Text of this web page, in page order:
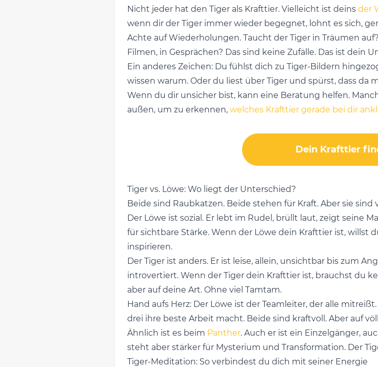
Nicht jeder hat den Tiger als Krafttier. Vielleicht ist deins der
wenn dir der Tiger immer wieder begegnet, lohnt es sich,
Achte auf Wiederholungen. Taucht der Tiger in Träumen
Filmen, in Gesprächen? Das sind keine Zufälle. Das ist dein
Ein anderes Zeichen: Du fühlst dich zu Tiger-Bildern
wissen warum. Oder du liest über Tiger und spürst, dass da
Wenn du dir unsicher bist, kann eine Beratung helfen.
außen, um zu erkennen, welches Krafttier gerade bei dir
Dein Krafttier
Tiger vs. Löwe: Wo liegt der Unterschied?
Beide sind Raubkatzen. Beide stehen für Kraft. Aber sie
Der Löwe ist sozial. Er lebt im Rudel, brüllt laut, zeigt seine
für sichtbare Stärke. Wenn der Löwe dein Krafttier ist, willst
inspirieren.
Der Tiger ist anders. Er ist leise, allein, unsichtbar bis zum
introvertiert. Wenn der Tiger dein Krafttier ist, brauchst du
aber auf deine Art. Ohne viel Tamtam.
Hand aufs Herz: Der Löwe ist der Teamleiter, der alle
drei ihre beste Arbeit macht. Beide sind kraftvoll. Aber auf
Ähnlich ist es beim Panther. Auch er ist ein Einzelgänger,
steht aber stärker für Mysterium und Transformation. Der
Tiger-Meditation: So verbindest du dich mit seiner Energie